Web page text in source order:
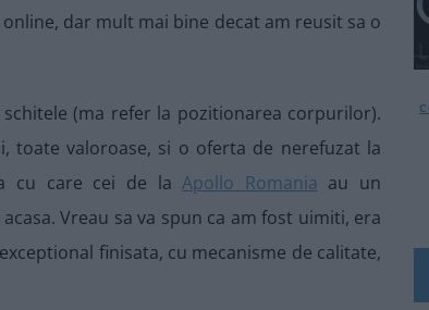
dar mult mai bine decat am reusit sa o
(ma refer la pozitionarea corpurilor).
toate valoroase, si o oferta de nerefuzat la
cu care cei de laApollo Romania au un
Vreau sa va spun ca am fost uimiti, era
finisata, cu mecanisme de calitate,